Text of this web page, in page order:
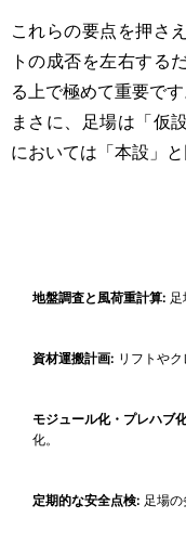
これらの要点を押さ
トの成否を左右する
る上で極めて重要です
まさに、足場は「仮
においては「本設」
地盤調査と風荷重計算:
資材運搬計画: リフトや
モジュール化・プレハブ
化。
定期的な安全点検: 足場